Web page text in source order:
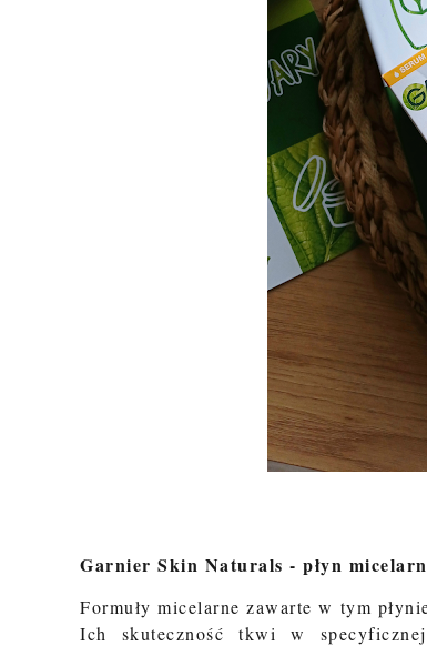
Garnier Skin Naturals - płyn
Formuły micelarne zawarte w tym
Ich skuteczność tkwi w